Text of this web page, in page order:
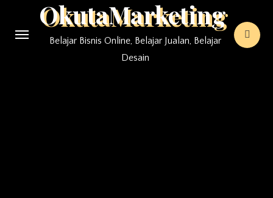
content
OkutaMarketing
Belajar Bisnis Online, Belajar Jualan, Belajar
Desain